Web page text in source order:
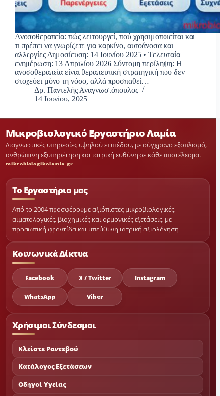
Ανοσοθεραπεία: πώς λειτουργεί, πού χρησιμοποιείται και
τι πρέπει να γνωρίζετε για καρκίνο, αυτοάνοσα και
αλλεργίες Δημοσίευση: 14 Ιουνίου 2025 • Τελευταία
ενημέρωση: 13 Απριλίου 2026 Σύντομη περίληψη: Η
ανοσοθεραπεία είναι θεραπευτική στρατηγική που δεν
στοχεύει μόνο τη νόσο, αλλά προσπαθεί…
Δρ. Παντελής Αναγνωστόπουλος
14 Ιουνίου, 2025
Μικροβιολογικό Εργαστήριο Λαμία
Διαγνωστικές υπηρεσίες υψηλού επιπέδου, με σύγχρονο εξοπλισμό,
ανθρώπινη εξυπηρέτηση και ιατρική ευθύνη σε κάθε αποτέλεσμα.
mikrobiologikolamia.gr
Το Εργαστήριο μας
Από το 2004 προσφέρουμε αξιόπιστες μικροβιολογικές,
αιματολογικές, βιοχημικές και ορμονικές εξετάσεις, με
προσωπική φροντίδα και υπεύθυνη ιατρική αξιολόγηση.
Κοινωνικά Δίκτυα
Facebook X / Twitter Instagram
WhatsApp Viber
Χρήσιμοι Σύνδεσμοι
Κλείστε Ραντεβού
Κατάλογος Εξετάσεων
Οδηγοί Υγείας